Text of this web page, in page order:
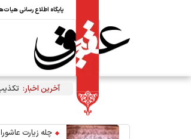
پایگاه اطلاع رسانی
آخرین اخبار: